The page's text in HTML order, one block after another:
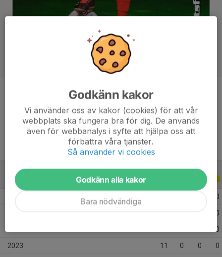
-
Ålder
11 år
ALLA SERIER ALLA ÅR
0
0
0
2023 11 0 0 0
Godkänn kakor
Vi använder oss av kakor (cookies) för att vår
webbplats ska fungera bra för dig. De används
även för webbanalys i syfte att hjälpa oss att
förbättra våra tjänster.
Så använder vi cookies
Godkänn alla kakor
Bara nödvändiga